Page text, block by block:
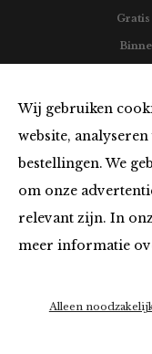
Wij gebruiken
website,
bestellingen. We
om onze
relevant zijn. In
meer informatie
Alleen
Tops en
Home Winkel